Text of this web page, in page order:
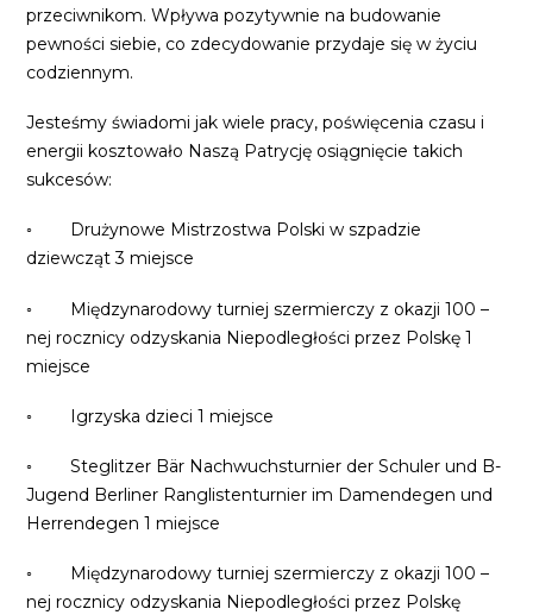
przeciwnikom. Wpływa pozytywnie na budowanie
pewności siebie, co zdecydowanie przydaje się w życiu
codziennym.
Jesteśmy świadomi jak wiele pracy, poświęcenia czasu i
energii kosztowało Naszą Patrycję osiągnięcie takich
sukcesów:
◦ Drużynowe Mistrzostwa Polski w szpadzie
dziewcząt 3 miejsce
◦ Międzynarodowy turniej szermierczy z okazji 100 –
nej rocznicy odzyskania Niepodległości przez Polskę 1
miejsce
◦ Igrzyska dzieci 1 miejsce
◦ Steglitzer Bär Nachwuchsturnier der Schuler und B-
Jugend Berliner Ranglistenturnier im Damendegen und
Herrendegen 1 miejsce
◦ Międzynarodowy turniej szermierczy z okazji 100 –
nej rocznicy odzyskania Niepodległości przez Polskę